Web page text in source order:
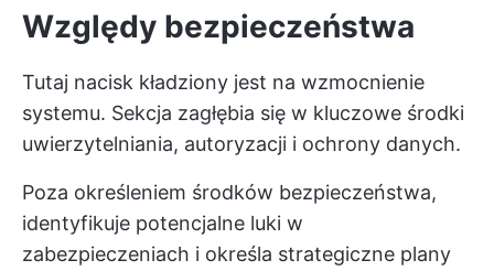
Względy bezpieczeństwa
Tutaj nacisk kładziony jest na wzmocnienie
systemu. Sekcja zagłębia się w kluczowe środki
uwierzytelniania, autoryzacji i ochrony danych.
Poza określeniem środków bezpieczeństwa,
identyfikuje potencjalne luki w
zabezpieczeniach i określa strategiczne plany